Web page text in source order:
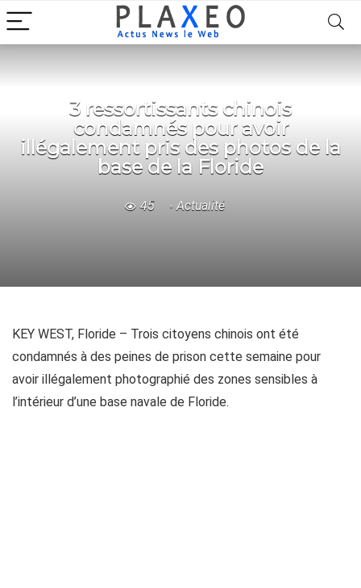
3 ressortissants chinois
condamnés pour avoir
illégalement pris des photos de la
base de la Floride
45 Actualité
KEY WEST, Floride – Trois citoyens chinois ont été
condamnés à des peines de prison cette semaine pour
avoir illégalement photographié des zones sensibles à
l’intérieur d’une base navale de Floride.